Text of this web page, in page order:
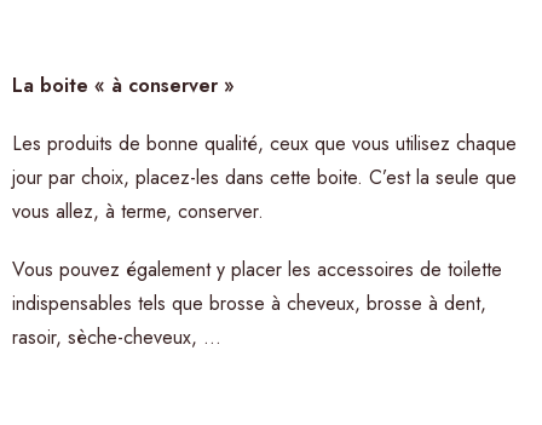
La boite « à conserver »
Les produits de bonne qualité, ceux que vous utilisez chaque
jour par choix, placez-les dans cette boite. C’est la seule que
vous allez, à terme, conserver.
Vous pouvez également y placer les accessoires de toilette
indispensables tels que brosse à cheveux, brosse à dent,
rasoir, sèche-cheveux, …